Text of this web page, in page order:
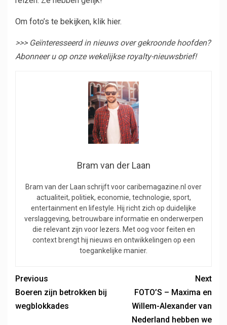
Om foto’s te bekijken, klik hier.
>>> Geïnteresseerd in nieuws over gekroonde hoofden?
Abonneer u op onze wekelijkse royalty-nieuwsbrief!
Bram van der Laan
Bram van der Laan schrijft voor caribemagazine.nl over
actualiteit, politiek, economie, technologie, sport,
entertainment en lifestyle. Hij richt zich op duidelijke
verslaggeving, betrouwbare informatie en onderwerpen
die relevant zijn voor lezers. Met oog voor feiten en
context brengt hij nieuws en ontwikkelingen op een
toegankelijke manier.
Previous
Boeren zijn betrokken bij
wegblokkades
Next
FOTO’S – Maxima en
Willem-Alexander van
Nederland hebben we